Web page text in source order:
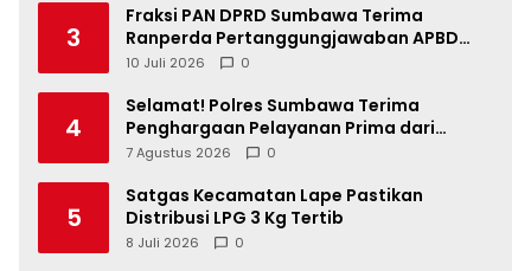
3
Fraksi PAN DPRD Sumbawa Terima
Ranperda Pertanggungjawaban APBD
2025, Soroti SILPA Rp201,68 Miliar dan
10 Juli 2026 0
4
Selamat! Polres Sumbawa Terima
Penghargaan Pelayanan Prima dari
Kapolri
7 Agustus 2026 0
5
Satgas Kecamatan Lape Pastikan
Distribusi LPG 3 Kg Tertib
8 Juli 2026 0